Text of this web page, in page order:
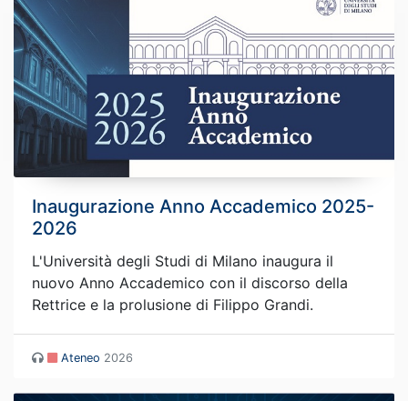
Inaugurazione Anno Accademico 2025-
2026
L'Università degli Studi di Milano inaugura il
nuovo Anno Accademico con il discorso della
Rettrice e la prolusione di Filippo Grandi.
Ateneo 2026